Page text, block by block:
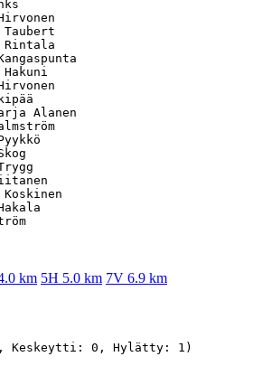
Taubert
Rintala
Hakuni
Alanen
Koskinen
km 5H 5.0 km 7V 6.9 km
Keskeytti: 0, Hylätty: 1)